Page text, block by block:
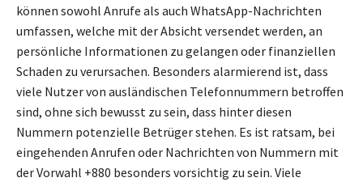
können sowohl Anrufe als auch WhatsApp-Nachrichten
umfassen, welche mit der Absicht versendet werden, an
persönliche Informationen zu gelangen oder finanziellen
Schaden zu verursachen. Besonders alarmierend ist, dass
viele Nutzer von ausländischen Telefonnummern betroffen
sind, ohne sich bewusst zu sein, dass hinter diesen
Nummern potenzielle Betrüger stehen. Es ist ratsam, bei
eingehenden Anrufen oder Nachrichten von Nummern mit
der Vorwahl +880 besonders vorsichtig zu sein. Viele